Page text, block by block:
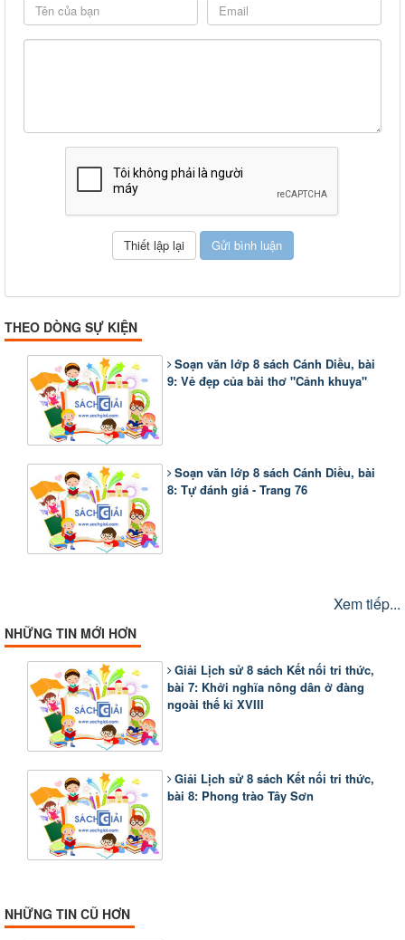
THEO DÒNG SỰ KIỆN
Soạn văn lớp 8 sách Cánh Diều, bài
9: Vẻ đẹp của bài thơ "Cảnh khuya"
Soạn văn lớp 8 sách Cánh Diều, bài
8: Tự đánh giá - Trang 76
Xem tiếp...
NHỮNG TIN MỚI HƠN
Giải Lịch sử 8 sách Kết nối tri thức,
bài 7: Khởi nghĩa nông dân ở đàng
ngoài thế kỉ XVIII
Giải Lịch sử 8 sách Kết nối tri thức,
bài 8: Phong trào Tây Sơn
NHỮNG TIN CŨ HƠN